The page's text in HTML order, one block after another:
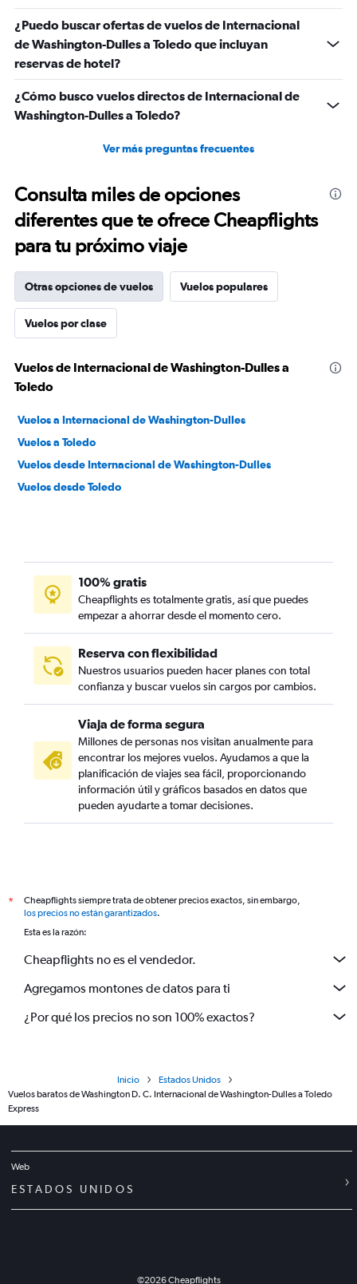
¿Puedo buscar ofertas de vuelos de Internacional
de Washington-Dulles a Toledo que incluyan
reservas de hotel?
¿Cómo busco vuelos directos de Internacional de
Washington-Dulles a Toledo?
Ver más preguntas frecuentes
Consulta miles de opciones
diferentes que te ofrece Cheapflights
para tu próximo viaje
Otras opciones de vuelos Vuelos populares
Vuelos por clase
Vuelos de Internacional de Washington-Dulles a
Toledo
Vuelos a Internacional de Washington-Dulles
Vuelos a Toledo
Vuelos desde Internacional de Washington-Dulles
Vuelos desde Toledo
100% gratis
Cheapflights es totalmente gratis, así que puedes
empezar a ahorrar desde el momento cero.
Reserva con flexibilidad
Nuestros usuarios pueden hacer planes con total
confianza y buscar vuelos sin cargos por cambios.
Viaja de forma segura
Millones de personas nos visitan anualmente para
encontrar los mejores vuelos. Ayudamos a que la
planificación de viajes sea fácil, proporcionando
información útil y gráficos basados en datos que
pueden ayudarte a tomar decisiones.
*
Cheapflights siempre trata de obtener precios exactos, sin embargo,
los precios no están garantizados.
Esta es la razón:
Cheapflights no es el vendedor.
Agregamos montones de datos para ti
¿Por qué los precios no son 100% exactos?
Inicio
Estados Unidos
Vuelos baratos de Washington D. C. Internacional de Washington-Dulles a Toledo
Express
Web
ESTADOS UNIDOS
©2026Cheapflights